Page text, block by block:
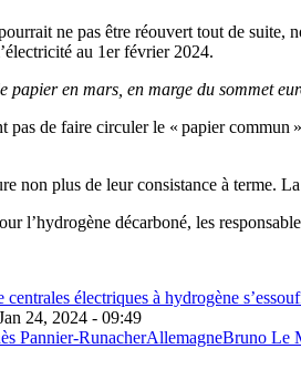
ne pas être réouvert tout de suite,
au 1er février 2024.
en mars, en marge du sommet
pas de faire circuler le « papier
non plus de leur consistance à terme. La
l’hydrogène décarboné, les
électriques à hydrogène
24, 2024 - 09:49
Pannier-RunacherAllemagneBruno Le